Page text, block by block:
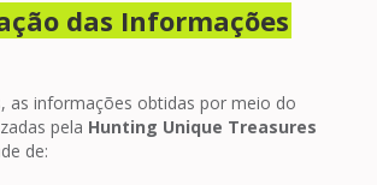
das Informações
as informações obtidas por meio do
pela Hunting Unique Treasures
de: